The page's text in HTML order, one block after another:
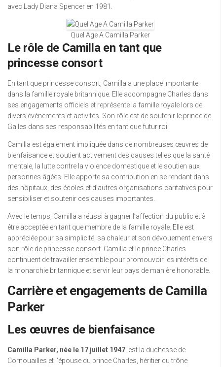
avec Lady Diana Spencer en 1981.
Quel Age A Camilla Parker
Le rôle de Camilla en tant que
princesse consort
En tant que princesse consort, Camilla a une place importante
dans la famille royale britannique. Elle accompagne Charles dans
ses engagements officiels et représente la famille royale lors de
divers événements et activités. Son rôle est de soutenir le prince de
Galles dans ses responsabilités en tant que futur roi.
Camilla est également impliquée dans de nombreuses œuvres de
bienfaisance et soutient activement des causes telles que la santé
mentale, la lutte contre la violence domestique et le soutien aux
personnes âgées. Elle apporte sa contribution en se rendant dans
des hôpitaux, des écoles et d’autres organisations caritatives pour
sensibiliser et soutenir ces causes importantes.
Avec le temps, Camilla a réussi à gagner l’affection du public et à
être acceptée en tant que membre de la famille royale. Elle est
appréciée pour sa simplicité, sa chaleur et son dévouement envers
son rôle de princesse consort. Camilla et le prince Charles
continuent de travailler ensemble pour promouvoir les intérêts de
la monarchie britannique et servir leur pays de manière honorable.
Carrière et engagements de Camilla
Parker
Les œuvres de bienfaisance
Camilla Parker, née le 17 juillet 1947 , est la duchesse de
Cornouailles et l’épouse du prince Charles, héritier du trône